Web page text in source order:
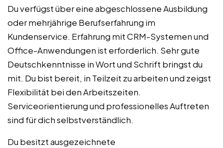
Du verfügst über eine abgeschlossene Ausbildung
oder mehrjährige Berufserfahrung im
Kundenservice. Erfahrung mit CRM-Systemen und
Office-Anwendungen ist erforderlich. Sehr gute
Deutschkenntnisse in Wort und Schrift bringst du
mit. Du bist bereit, in Teilzeit zu arbeiten und zeigst
Flexibilität bei den Arbeitszeiten.
Serviceorientierung und professionelles Auftreten
sind für dich selbstverständlich.
Du besitzt ausgezeichnete